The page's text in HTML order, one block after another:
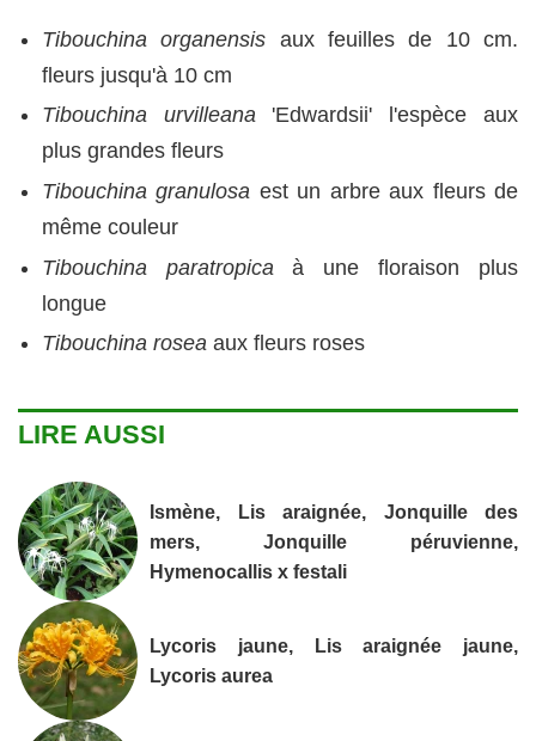
Tibouchina organensis aux feuilles de 10 cm.
fleurs jusqu'à 10 cm
Tibouchina urvilleana'Edwardsii' l'espèce aux
plus grandes fleurs
Tibouchina granulosa est un arbre aux fleurs de
même couleur
Tibouchina paratropica à une floraison plus
longue
Tibouchina roseaaux fleurs roses
LIRE AUSSI
Ismène, Lis araignée, Jonquille des
mers, Jonquille péruvienne,
Hymenocallis x festali
Lycoris jaune, Lis araignée jaune,
Lycoris aurea